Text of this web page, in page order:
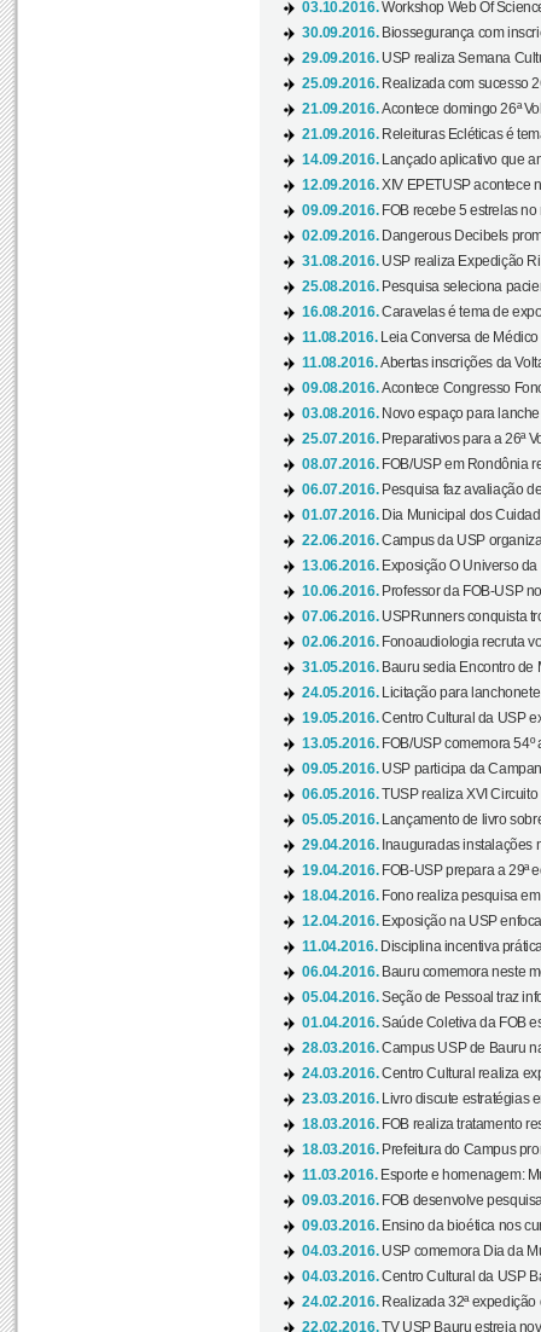
03.10.2016.Workshop Web Of
30.09.2016. Biossegurança com
29.09.2016. USP realiza Semana
25.09.2016. Realizada com sucesso
21.09.2016.Acontece domingo 26ª
21.09.2016. Releituras Ecléticas é
14.09.2016.
Lançado aplicativo que
12.09.2016.XIV EPETUSP acontece
09.09.2016. FOB recebe 5 estrelas
02.09.2016. Dangerous Decibels
31.08.2016. USP realiza Expedição
25.08.2016. Pesquisa seleciona
16.08.2016.Caravelas é tema de
11.08.2016.
Leia Conversa de
11.08.2016.Abertas inscrições da
09.08.2016.Acontece Congresso
03.08.2016. Novo espaço para
25.07.2016. Preparativos para a 26ª
08.07.2016. FOB/USP em Rondônia
06.07.2016. Pesquisa faz avaliação
01.07.2016. Dia Municipal dos
22.06.2016.Campus da USP
13.06.2016. Exposição O Universo
10.06.2016. Professor da FOB-USP
07.06.2016. USPRunners conquista
02.06.2016. Fonoaudiologia recruta
31.05.2016. Bauru sedia Encontro de
24.05.2016.
Licitação para
19.05.2016.Centro Cultural da USP
13.05.2016. FOB/USP comemora
09.05.2016. USP participa da
06.05.2016.TUSP realiza XVI Circuito
05.05.2016.
Lançamento de livro
29.04.2016. Inauguradas instalações
19.04.2016. FOB-USP prepara a 29ª
18.04.2016. Fono realiza pesquisa
12.04.2016. Exposição na USP
11.04.2016. Disciplina incentiva
06.04.2016. Bauru comemora neste
05.04.2016.Seção de Pessoal traz
01.04.2016.Saúde Coletiva da FOB
28.03.2016.Campus USP de Bauru
24.03.2016.Centro Cultural realiza
23.03.2016.
Livro discute estratégias
18.03.2016. FOB realiza tratamento
18.03.2016. Prefeitura do Campus
11.03.2016. Esporte e homenagem:
09.03.2016. FOB desenvolve
09.03.2016. Ensino da bioética nos
04.03.2016. USP comemora Dia da
04.03.2016.Centro Cultural da USP
24.02.2016. Realizada 32ª
22.02.2016.TV USP Bauru estreia